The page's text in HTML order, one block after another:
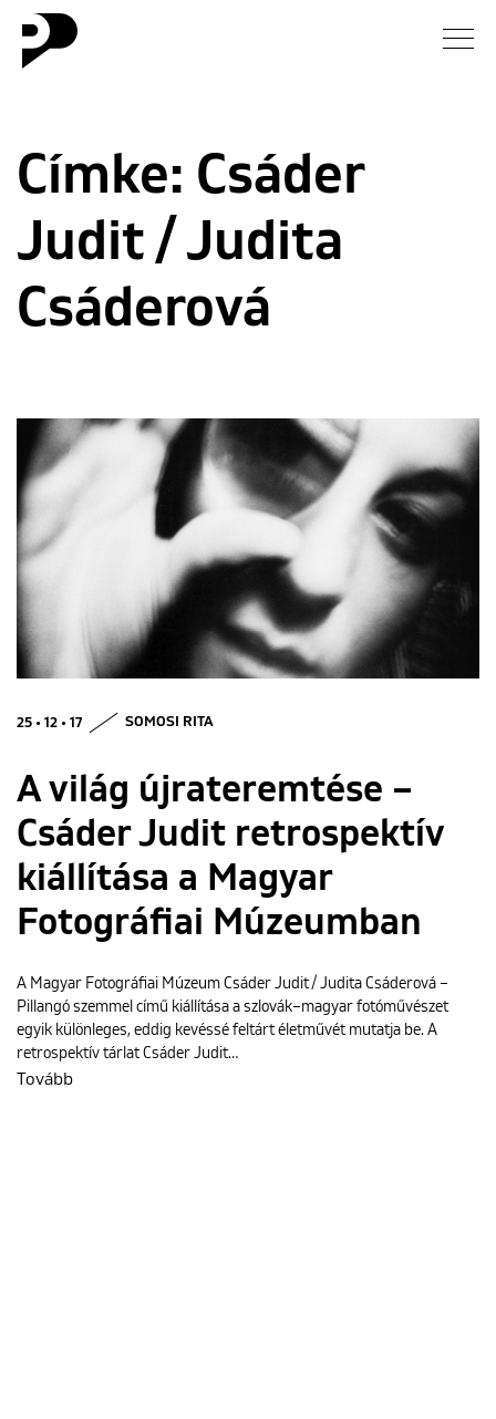
Galéria
Interjú
Esszé
ENGLISH
Címke: Csáder
Judit / Judita
Csáderová
25 • 12 • 17 SOMOSI RITA
A világ újrateremtése –
Csáder Judit retrospektív
kiállítása a Magyar
Fotográfiai Múzeumban
A Magyar Fotográfiai Múzeum Csáder Judit / Judita Csáderová –
Pillangó szemmel című kiállítása a szlovák–magyar fotóművészet
egyik különleges, eddig kevéssé feltárt életművét mutatja be. A
retrospektív tárlat Csáder Judit…
Tovább